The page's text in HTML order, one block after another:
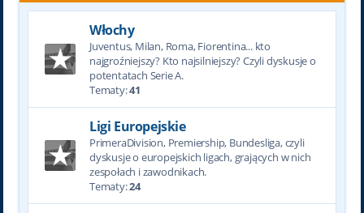
Włochy
Juventus, Milan, Roma, Fiorentina... kto
najgroźniejszy? Kto najsilniejszy? Czyli dyskusje o
potentatach Serie A.
Tematy:41
Ligi Europejskie
PrimeraDivision, Premiership, Bundesliga, czyli
dyskusje o europejskich ligach, grających w nich
zespołach i zawodnikach.
Tematy:24